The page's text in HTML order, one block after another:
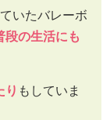
いたバレーボ
段の生活にも
り もしていま